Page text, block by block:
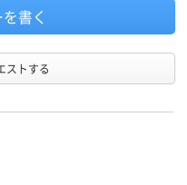
書く
ストする